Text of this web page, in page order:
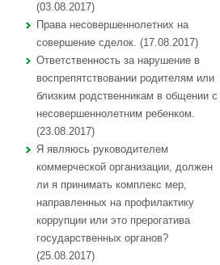
(03.08.2017)
Права несовершеннолетних на
совершение сделок. (17.08.2017)
Ответственность за нарушение в
воспрепятствовании родителям или
близким родственникам в общении с
несовершеннолетним ребенком.
(23.08.2017)
Я являюсь руководителем
коммерческой организации, должен
ли я принимать комплекс мер,
направленных на профилактику
коррупции или это прерогатива
государственных органов?
(25.08.2017)